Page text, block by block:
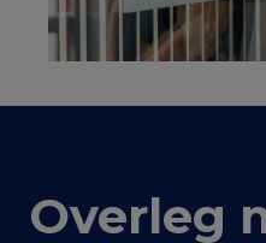
Overleg